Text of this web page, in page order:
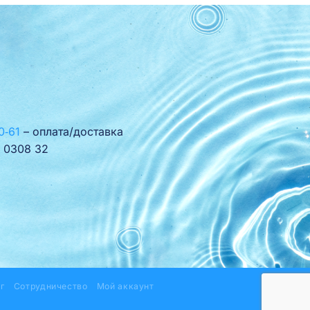
– оплата/доставка
32
Сотрудничество Мой аккаунт